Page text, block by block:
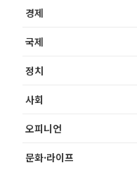
경제
국제
정치
사회
오피니언
문화·라이프